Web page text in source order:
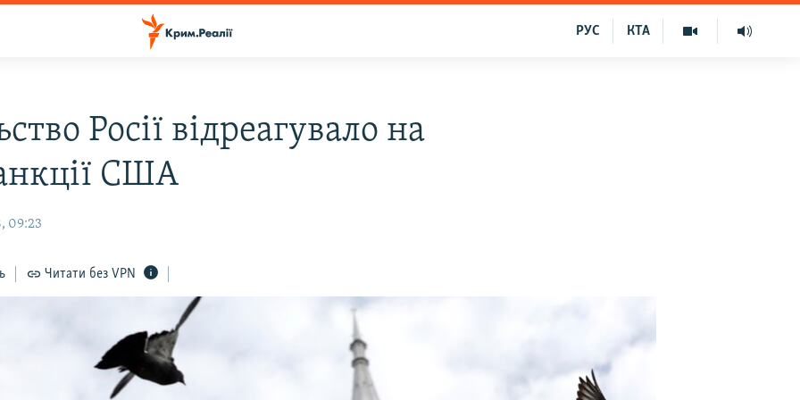
КТА
РУС
Росії відреагувало на
США
09:23
Читати без VPN